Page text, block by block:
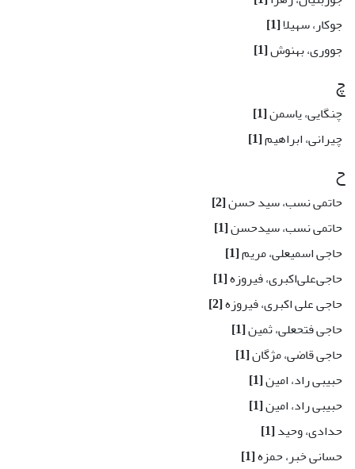
جوکار، سهیلا[1]
جووری، بهنوش[1]
چ
چنگایی، یاسمن[1]
چیرانی، ابراهیم[1]
ح
حاتمی نسب، سید حسن[2]
حاتمی نسب، سیدحسن[1]
حاجی اسمیعلی، مریم[1]
حاجی‌علی‌اکبری، فیروزه[1]
حاجی علی اکبری، فیروزه[2]
حاجی فتحعلی، ثمین[1]
حاجی قاضی، مژگان[1]
حبیبی راد، امین[1]
حبیبی راد، امین[1]
حدادی، وحید[1]
حسانی خبر، حمزه[1]